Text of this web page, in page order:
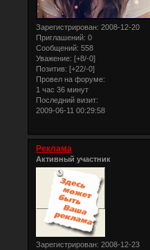
Зарегистрирован: 2008-12-20
Приглашений: 0
Сообщений: 558
Уважение: [+8/-0]
Позитив: [+22/-0]
Провел на форуме:
1 час 36 минут
Последний визит:
2009-06-11 00:29:58
Реклама
Активный участник
Зарегистрирован: 2008-12-23